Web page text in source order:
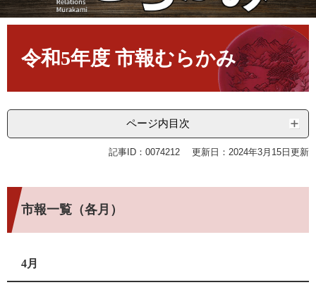
令和5年度 市報むらかみ
ページ内目次
記事ID：0074212 更新日：2024年3月15日更新
市報一覧（各月）
4月